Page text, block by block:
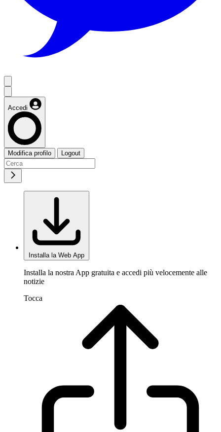
Accedi
Modifica profilo Logout
Installa la Web App
Installa la nostra App gratuita e accedi più velocemente alle
notizie
Tocca